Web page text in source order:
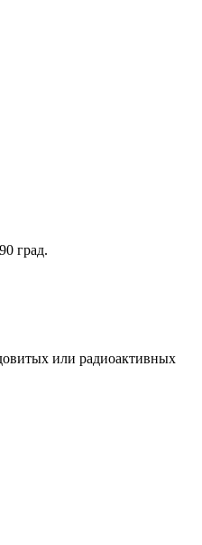
град.
или радиоактивных